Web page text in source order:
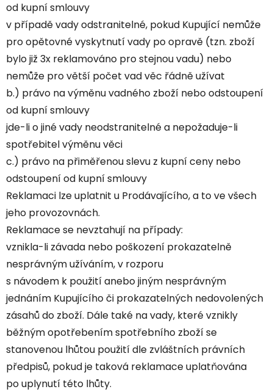
od kupní smlouvy
v případě vady odstranitelné, pokud Kupující nemůže
pro opětovné vyskytnutí vady po opravě (tzn. zboží
bylo již 3x reklamováno pro stejnou vadu) nebo
nemůže pro větší počet vad věc řádně užívat
b.) právo na výměnu vadného zboží nebo odstoupení
od kupní smlouvy
jde-li o jiné vady neodstranitelné a nepožaduje-li
spotřebitel výměnu věci
c.) právo na přiměřenou slevu z kupní ceny nebo
odstoupení od kupní smlouvy
Reklamaci lze uplatnit u Prodávajícího, a to ve všech
jeho provozovnách.
Reklamace se nevztahují na případy:
vznikla-li závada nebo poškození prokazatelně
nesprávným užíváním, v rozporu
s návodem k použití anebo jiným nesprávným
jednáním Kupujícího či prokazatelných nedovolených
zásahů do zboží. Dále také na vady, které vznikly
běžným opotřebením spotřebního zboží se
stanovenou lhůtou použití dle zvláštních právních
předpisů, pokud je taková reklamace uplatňována
po uplynutí této lhůty.